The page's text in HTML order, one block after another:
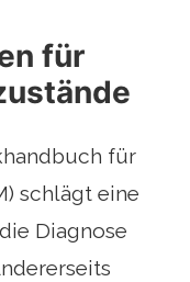
für
für
schlägt eine
Diagnose